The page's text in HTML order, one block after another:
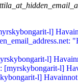
l]
l]
l]
l] Havainnot